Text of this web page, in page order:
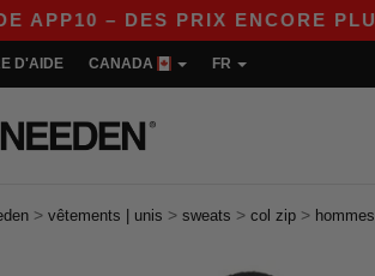
DES PRIX ENCORE PLUS
D'AIDE CANADA FR
> vêtements | unis > sweats > col zip > hommes